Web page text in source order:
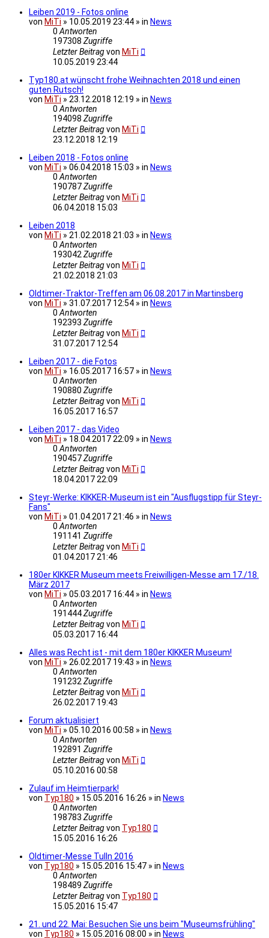
Leiben 2019 - Fotos online
von MiTi » 10.05.2019 23:44 » in News
0Antworten
197308 Zugriffe
Letzter Beitragvon MiTi
10.05.2019 23:44
Typ180.at wünscht frohe Weihnachten 2018 und einen
guten Rutsch!
von MiTi » 23.12.2018 12:19 » in News
0Antworten
194098 Zugriffe
Letzter Beitragvon MiTi
23.12.2018 12:19
Leiben 2018 - Fotos online
von MiTi » 06.04.2018 15:03 » in News
0Antworten
190787Zugriffe
Letzter Beitragvon MiTi
06.04.2018 15:03
Leiben 2018
von MiTi » 21.02.2018 21:03 » in News
0Antworten
193042Zugriffe
Letzter Beitragvon MiTi
21.02.2018 21:03
Oldtimer-Traktor-Treffen am 06.08.2017 in Martinsberg
von MiTi » 31.07.2017 12:54 » in News
0Antworten
192393 Zugriffe
Letzter Beitragvon MiTi
31.07.2017 12:54
Leiben 2017 - die Fotos
von MiTi » 16.05.2017 16:57 » in News
0Antworten
190880 Zugriffe
Letzter Beitragvon MiTi
16.05.2017 16:57
Leiben 2017 - das Video
von MiTi » 18.04.2017 22:09 » in News
0Antworten
190457Zugriffe
Letzter Beitragvon MiTi
18.04.2017 22:09
Steyr-Werke: KIKKER-Museum ist ein "Ausflugstipp für Steyr-
Fans"
von MiTi » 01.04.2017 21:46 » in News
0Antworten
191141 Zugriffe
Letzter Beitragvon MiTi
01.04.2017 21:46
180er KIKKER Museum meets Freiwilligen-Messe am 17./18.
März 2017
von MiTi » 05.03.2017 16:44 » in News
0Antworten
191444Zugriffe
Letzter Beitragvon MiTi
05.03.2017 16:44
Alles was Recht ist - mit dem 180er KIKKER Museum!
von MiTi » 26.02.2017 19:43 » in News
0Antworten
191232Zugriffe
Letzter Beitragvon MiTi
26.02.2017 19:43
Forum aktualisiert
von MiTi » 05.10.2016 00:58 » in News
0Antworten
192891 Zugriffe
Letzter Beitragvon MiTi
05.10.2016 00:58
Zulauf im Heimtierpark!
von Typ180 » 15.05.2016 16:26 » in News
0Antworten
198783 Zugriffe
Letzter Beitragvon Typ180
15.05.2016 16:26
Oldtimer-Messe Tulln 2016
von Typ180 » 15.05.2016 15:47 » in News
0Antworten
198489 Zugriffe
Letzter Beitragvon Typ180
15.05.2016 15:47
21. und 22. Mai: Besuchen Sie uns beim "Museumsfrühling"
von Typ180 » 15.05.2016 08:00 » in News